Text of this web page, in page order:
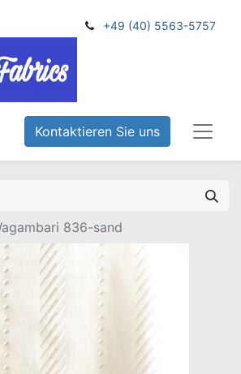
+49 (40) 5563-5757
Kontaktieren Sie uns
836-sand